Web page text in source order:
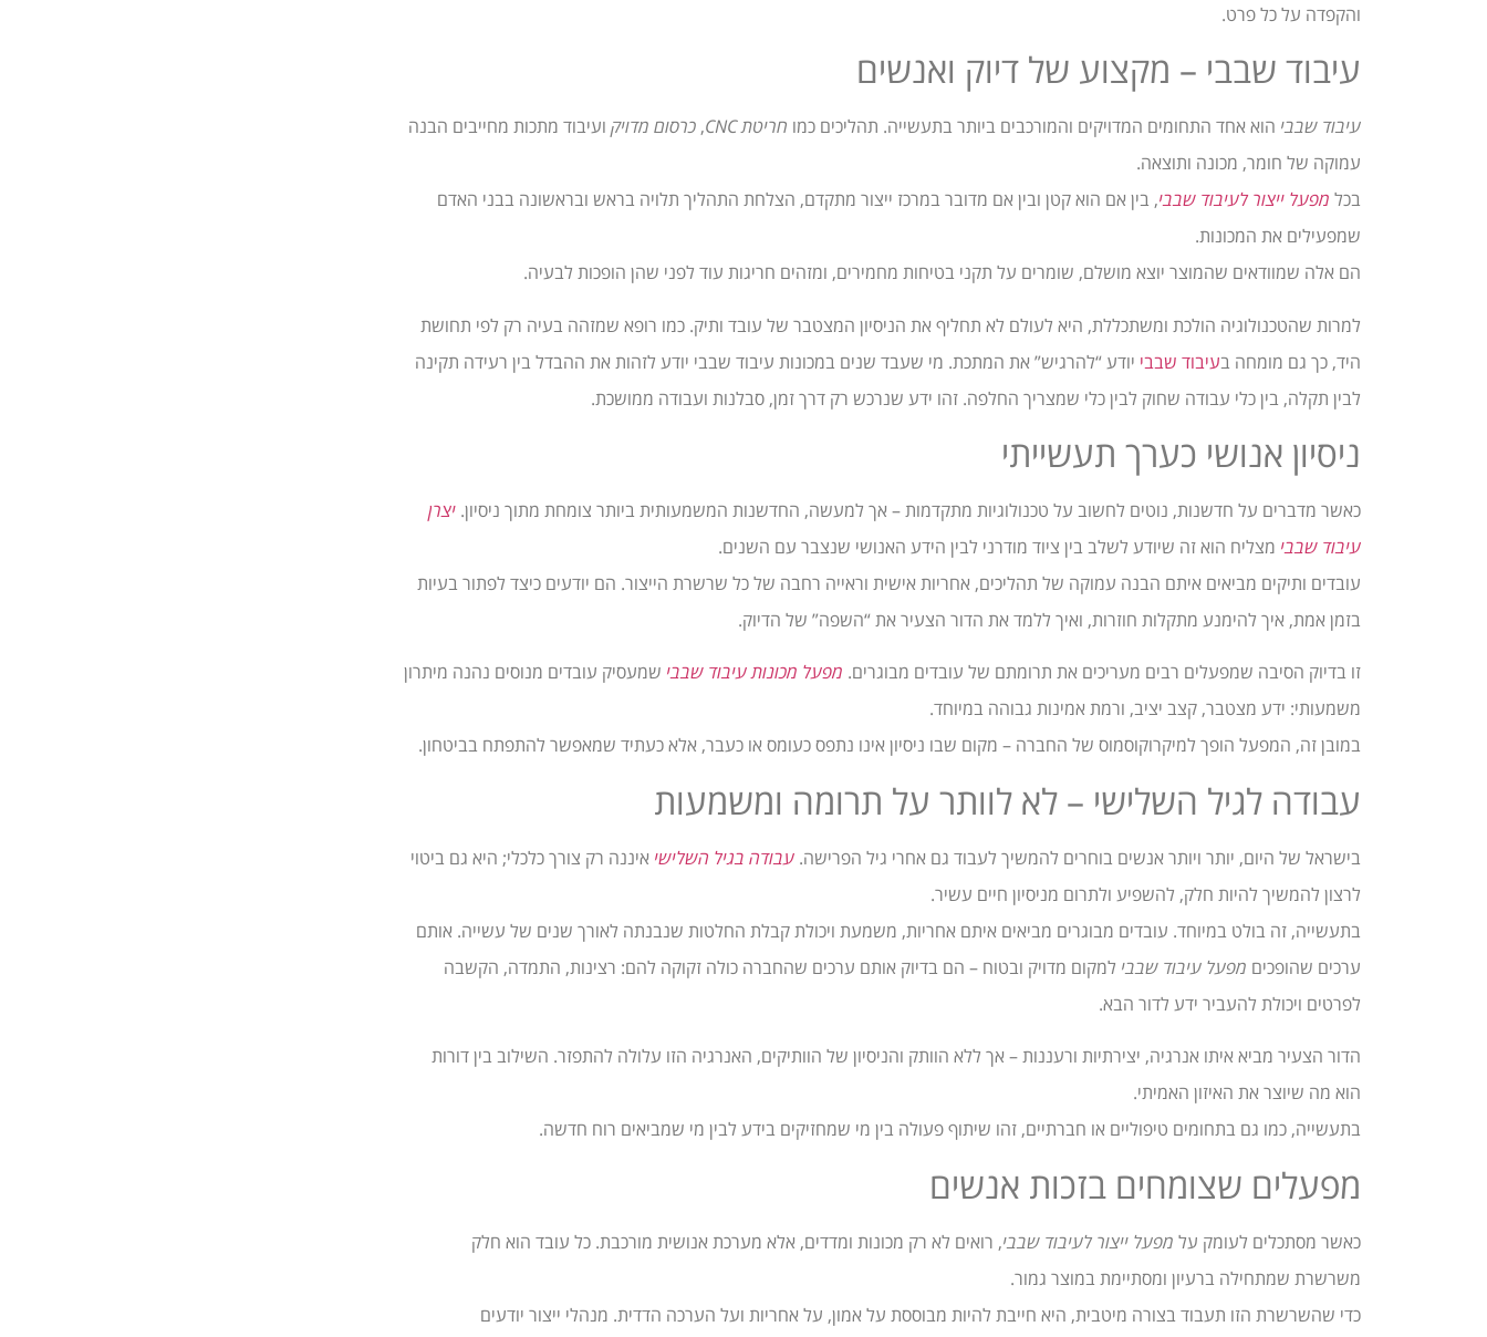
והקפדה על כל פרט.
עיבוד שבבי – מקצוע של דיוק ואנשים
עיבוד שבבי הוא אחד התחומים המדויקים והמורכבים ביותר בתעשייה. תהליכים כמו חריטת CNC , כרסום מדויק ועיבוד מתכות מחייבים הבנה
עמוקה של חומר, מכונה ותוצאה.
בכל מפעל ייצור לעיבוד שבבי, בין אם הוא קטן ובין אם מדובר במרכז ייצור מתקדם, הצלחת התהליך תלויה בראש ובראשונה בבני האדם
שמפעילים את המכונות.
הם אלה שמוודאים שהמוצר יוצא מושלם, שומרים על תקני בטיחות מחמירים, ומזהים חריגות עוד לפני שהן הופכות לבעיה.
למרות שהטכנולוגיה הולכת ומשתכללת, היא לעולם לא תחליף את הניסיון המצטבר של עובד ותיק. כמו רופא שמזהה בעיה רק לפי תחושת
היד, כך גם מומחה בעיבוד שבבי יודע “להרגיש” את המתכת. מי שעבד שנים במכונות עיבוד שבבי יודע לזהות את ההבדל בין רעידה תקינה
לבין תקלה, בין כלי עבודה שחוק לבין כלי שמצריך החלפה. זהו ידע שנרכש רק דרך זמן, סבלנות ועבודה ממושכת.
ניסיון אנושי כערך תעשייתי
כאשר מדברים על חדשנות, נוטים לחשוב על טכנולוגיות מתקדמות – אך למעשה, החדשנות המשמעותית ביותר צומחת מתוך ניסיון. יצרן
עיבוד שבבי מצליח הוא זה שיודע לשלב בין ציוד מודרני לבין הידע האנושי שנצבר עם השנים.
עובדים ותיקים מביאים איתם הבנה עמוקה של תהליכים, אחריות אישית וראייה רחבה של כל שרשרת הייצור. הם יודעים כיצד לפתור בעיות
בזמן אמת, איך להימנע מתקלות חוזרות, ואיך ללמד את הדור הצעיר את “השפה” של הדיוק.
זו בדיוק הסיבה שמפעלים רבים מעריכים את תרומתם של עובדים מבוגרים. מפעל מכונות עיבוד שבבי שמעסיק עובדים מנוסים נהנה מיתרון
משמעותי: ידע מצטבר, קצב יציב, ורמת אמינות גבוהה במיוחד.
במובן זה, המפעל הופך למיקרוקוסמוס של החברה – מקום שבו ניסיון אינו נתפס כעומס או כעבר, אלא כעתיד שמאפשר להתפתח בביטחון.
עבודה לגיל השלישי – לא לוותר על תרומה ומשמעות
בישראל של היום, יותר ויותר אנשים בוחרים להמשיך לעבוד גם אחרי גיל הפרישה. עבודה בגיל השלישי איננה רק צורך כלכלי; היא גם ביטוי
לרצון להמשיך להיות חלק, להשפיע ולתרום מניסיון חיים עשיר.
בתעשייה, זה בולט במיוחד. עובדים מבוגרים מביאים איתם אחריות, משמעת ויכולת קבלת החלטות שנבנתה לאורך שנים של עשייה. אותם
ערכים שהופכים מפעל עיבוד שבבי למקום מדויק ובטוח – הם בדיוק אותם ערכים שהחברה כולה זקוקה להם: רצינות, התמדה, הקשבה
לפרטים ויכולת להעביר ידע לדור הבא.
הדור הצעיר מביא איתו אנרגיה, יצירתיות ורעננות – אך ללא הוותק והניסיון של הוותיקים, האנרגיה הזו עלולה להתפזר. השילוב בין דורות
הוא מה שיוצר את האיזון האמיתי.
בתעשייה, כמו גם בתחומים טיפוליים או חברתיים, זהו שיתוף פעולה בין מי שמחזיקים בידע לבין מי שמביאים רוח חדשה.
מפעלים שצומחים בזכות אנשים
כאשר מסתכלים לעומק על מפעל ייצור לעיבוד שבבי, רואים לא רק מכונות ומדדים, אלא מערכת אנושית מורכבת. כל עובד הוא חלק
משרשרת שמתחילה ברעיון ומסתיימת במוצר גמור.
כדי שהשרשרת הזו תעבוד בצורה מיטבית, היא חייבת להיות מבוססת על אמון, על אחריות ועל הערכה הדדית. מנהלי ייצור יודעים